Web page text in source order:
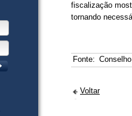
fiscalização
tornando
Fonte:
Voltar